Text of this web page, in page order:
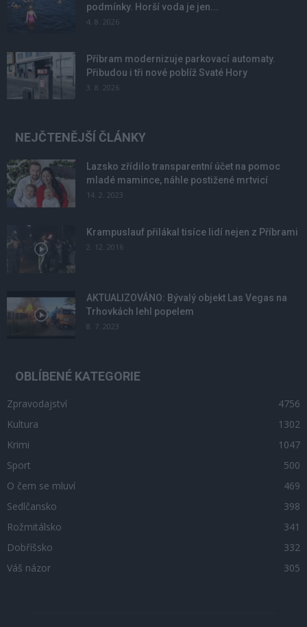
podmínky. Horší voda je jen...
4. 8. 2026
Příbram modernizuje parkovací automaty.
Přibudou i tři nové poblíž Svaté Hory
3. 8. 2026
NEJČTENĚJŠÍ ČLÁNKY
Lazsko zřídilo transparentní účet na pomoc
mladé mamince, náhle postižené mrtvicí
14. 2. 2023
Krampuslauf přilákal tisíce lidí nejen z Příbrami
2. 12. 2016
AKTUALIZOVÁNO: Bývalý objekt Las Vegas na
Trhovkách lehl popelem
8. 7. 2023
OBLÍBENÉ KATEGORIE
Zpravodajství
4756
Kultura
1302
Krimi
1047
Sport
500
O čem se mluví
469
Sedlčansko
398
Rožmitálsko
341
Dobříšsko
332
Váš názor
305